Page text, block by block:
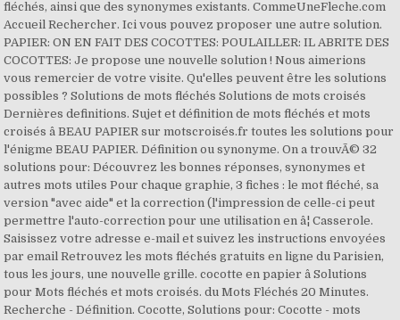
fléchés, ainsi que des synonymes existants. CommeUneFleche.com
Accueil Rechercher. Ici vous pouvez proposer une autre solution.
PAPIER: ON EN FAIT DES COCOTTES: POULAILLER: IL ABRITE DES
COCOTTES: Je propose une nouvelle solution ! Nous aimerions
vous remercier de votre visite. Qu'elles peuvent être les solutions
possibles ? Solutions de mots fléchés Solutions de mots croisés
Dernières definitions. Sujet et définition de mots fléchés et mots
croisés â BEAU PAPIER sur motscroisés.fr toutes les solutions pour
l'énigme BEAU PAPIER. Définition ou synonyme. On a trouvÃ© 32
solutions pour: Découvrez les bonnes réponses, synonymes et
autres mots utiles Pour chaque graphie, 3 fiches : le mot fléché, sa
version "avec aide" et la correction (l'impression de celle-ci peut
permettre l'auto-correction pour une utilisation en â¦ Casserole.
Saisissez votre adresse e-mail et suivez les instructions envoyées
par email Retrouvez les mots fléchés gratuits en ligne du Parisien,
tous les jours, une nouvelle grille. cocotte en papier â Solutions
pour Mots fléchés et mots croisés. du Mots Fléchés 20 Minutes.
Recherche - Définition. Cocotte, Solutions pour: Cocotte - mots